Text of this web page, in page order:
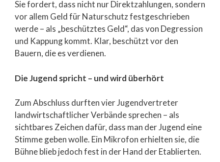
Sie fordert, dass nicht nur Direktzahlungen, sondern
vor allem Geld für Naturschutz festgeschrieben
werde – als „beschütztes Geld“, das von Degression
und Kappung kommt. Klar, beschützt vor den
Bauern, die es verdienen.
Die Jugend spricht – und wird überhört
Zum Abschluss durften vier Jugendvertreter
landwirtschaftlicher Verbände sprechen – als
sichtbares Zeichen dafür, dass man der Jugend eine
Stimme geben wolle. Ein Mikrofon erhielten sie, die
Bühne blieb jedoch fest in der Hand der Etablierten.